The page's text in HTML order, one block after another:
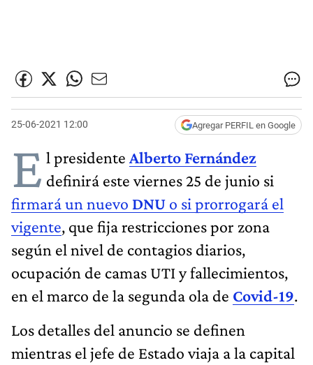
25-06-2021 12:00 Agregar PERFIL en Google
E l presidente Alberto Fernández
definirá este viernes 25 de junio si
firmará un nuevo DNU o si prorrogará el
vigente, que fija restricciones por zona
según el nivel de contagios diarios,
ocupación de camas UTI y fallecimientos,
en el marco de la segunda ola de Covid-19.
Los detalles del anuncio se definen
mientras el jefe de Estado viaja a la capital